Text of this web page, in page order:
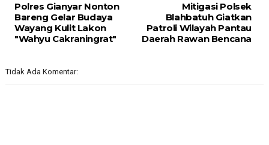
Mitigasi Polsek
Blahbatuh Giatkan
Patroli Wilayah Pantau
Daerah Rawan Bencana
Polres Gianyar Nonton
Bareng Gelar Budaya
Wayang Kulit Lakon
"Wahyu Cakraningrat"
Tidak Ada Komentar: